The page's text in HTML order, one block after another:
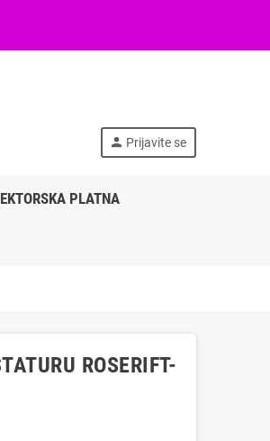
person Prijavite se
PLATNA
ROSERIFT-